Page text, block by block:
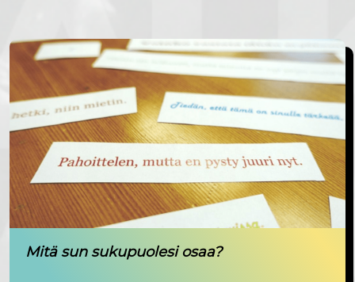
Mitä sun sukupuolesi osaa?